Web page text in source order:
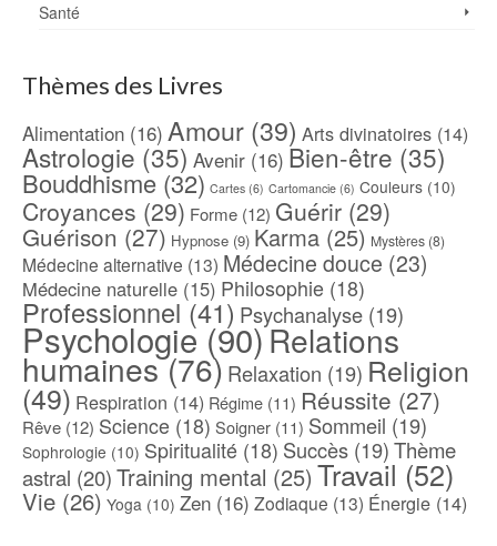
Santé
Thèmes des Livres
Alimentation (16) Amour (39) Arts divinatoires (14)
Astrologie (35) Avenir (16) Bien-être (35)
Bouddhisme (32) Cartes (6) Cartomancie (6) Couleurs (10)
Croyances (29) Forme (12) Guérir (29)
Guérison (27) Hypnose (9) Karma (25) Mystères (8)
Médecine alternative (13) Médecine douce (23)
Médecine naturelle (15) Philosophie (18)
Professionnel(41) Psychanalyse (19)
Psychologie(90) Relations
humaines(76) Relaxation (19) Religion
(49) Respiration (14) Régime (11) Réussite (27)
Rêve (12) Science (18) Soigner (11) Sommeil (19)
Sophrologie (10) Spiritualité (18) Succès (19)Thème
astral (20)Training mental (25) Travail (52)
Vie (26) Yoga (10) Zen (16) Zodiaque (13) Énergie (14)